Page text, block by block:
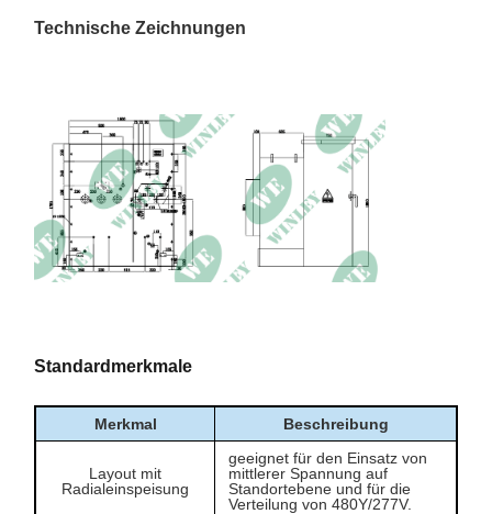
Verlust bei Ablastung
Abmessung
1800 × 1500 × 1700
mm
Gewicht
2100 kg
Betriebszustand
Höhenstand
≤ 1000 m
Technische Zeichnungen
Standardmerkmale
Merkmal Beschreibung
Layout mit
Radialeinspeisung
geeignet für den Einsatz von
mittlerer Spannung auf
Standortebene und für die
Verteilung von 480Y/277V.